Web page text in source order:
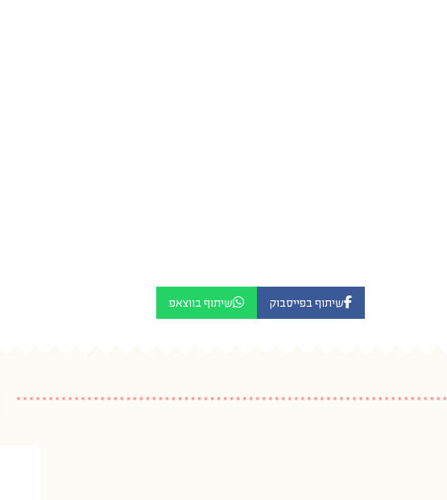
שיתוף בפייסבוק שיתוף בווצאפ